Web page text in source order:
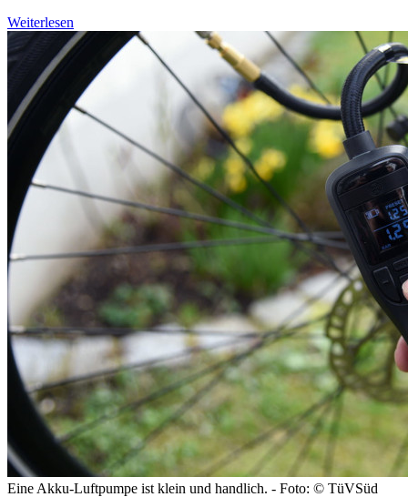
Weiterlesen
Eine Akku-Luftpumpe ist klein und handlich. - Foto: © TüVSüd